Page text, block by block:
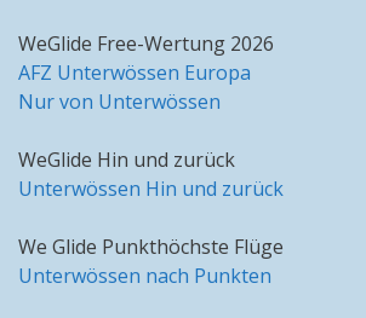
WeGlide Free-Wertung 2026
AFZ Unterwössen Europa
Nur von Unterwössen
WeGlide Hin und zurück
Unterwössen Hin und zurück
We Glide Punkthöchste Flüge
Unterwössen nach Punkten